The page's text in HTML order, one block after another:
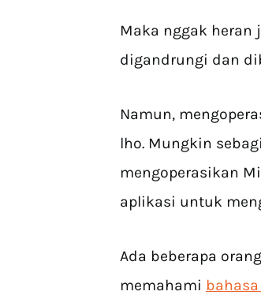
Maka nggak
digandrungi dan
Namun,
lho. Mungkin
mengoperasikan
aplikasi untuk
Ada beberapa
memahami